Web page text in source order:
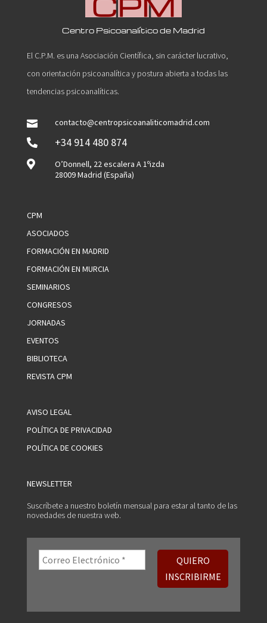
Centro Psicoanalítico de Madrid
El C.P.M. es una Asociación Científica, sin carácter lucrativo,
con orientación psicoanalítica y postura abierta a todas las
tendencias psicoanalíticas.

contacto@centropsicoanaliticomadrid.com

+34 914 480 874

O’Donnell, 22 escalera A 1ºizda
28009 Madrid (España)
CPM
ASOCIADOS
FORMACIÓN EN MADRID
FORMACIÓN EN MURCIA
SEMINARIOS
CONGRESOS
JORNADAS
EVENTOS
BIBLIOTECA
REVISTA CPM
AVISO LEGAL
POLÍTICA DE PRIVACIDAD
POLÍTICA DE COOKIES
NEWSLETTER
Suscríbete a nuestro boletín mensual para estar al tanto de las
novedades de nuestra web.